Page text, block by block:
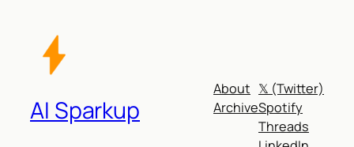
AI Sparkup
About
Archive
𝕏 (Twitter)
Spotify
Threads